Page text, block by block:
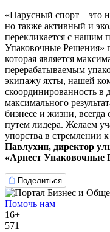
«Парусный спорт – это
но также активный и
перекликается с нашим
Упаковочные Решения»
которая является
перерабатываемым
экипажу яхты, нашей
скоординированность в
максимального
бизнесе и жизни, всегда
путем лидера. Желаем
упорства в стремлении
Павлухин, директор
«Арнест Упаковочные
Поделиться
Помочь нам
16+
571